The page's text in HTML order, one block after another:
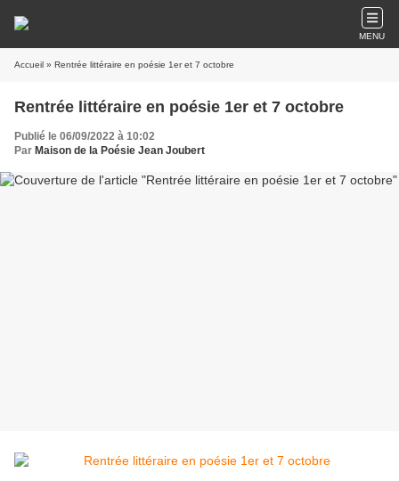
MENU
Accueil » Rentrée littéraire en poésie 1er et 7 octobre
Rentrée littéraire en poésie 1er et 7 octobre
Publié le 06/09/2022 à 10:02
Par Maison de la Poésie Jean Joubert